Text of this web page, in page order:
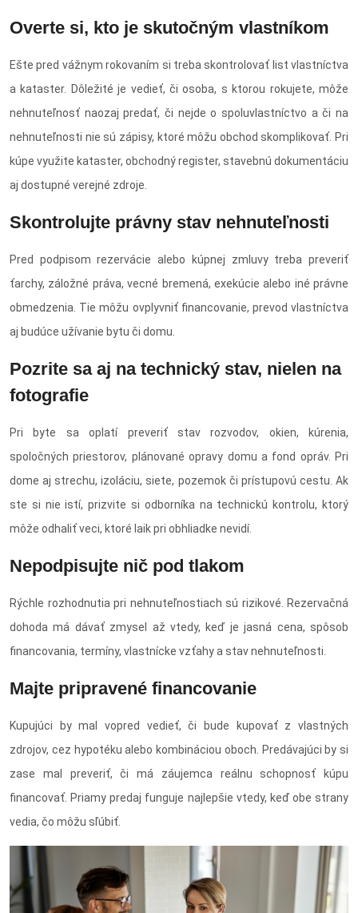
Overte si, kto je skutočným vlastníkom
Ešte pred vážnym rokovaním si treba skontrolovať list vlastníctva
a kataster. Dôležité je vedieť, či osoba, s ktorou rokujete, môže
nehnuteľnosť naozaj predať, či nejde o spoluvlastníctvo a či na
nehnuteľnosti nie sú zápisy, ktoré môžu obchod skomplikovať. Pri
kúpe využite kataster, obchodný register, stavebnú dokumentáciu
aj dostupné verejné zdroje.
Skontrolujte právny stav nehnuteľnosti
Pred podpisom rezervácie alebo kúpnej zmluvy treba preveriť
ťarchy, záložné práva, vecné bremená, exekúcie alebo iné právne
obmedzenia. Tie môžu ovplyvniť financovanie, prevod vlastníctva
aj budúce užívanie bytu či domu.
Pozrite sa aj na technický stav, nielen na
fotografie
Pri byte sa oplatí preveriť stav rozvodov, okien, kúrenia,
spoločných priestorov, plánované opravy domu a fond opráv. Pri
dome aj strechu, izoláciu, siete, pozemok či prístupovú cestu. Ak
ste si nie istí, prizvite si odborníka na technickú kontrolu, ktorý
môže odhaliť veci, ktoré laik pri obhliadke nevidí.
Nepodpisujte nič pod tlakom
Rýchle rozhodnutia pri nehnuteľnostiach sú rizikové. Rezervačná
dohoda má dávať zmysel až vtedy, keď je jasná cena, spôsob
financovania, termíny, vlastnícke vzťahy a stav nehnuteľnosti.
Majte pripravené financovanie
Kupujúci by mal vopred vedieť, či bude kupovať z vlastných
zdrojov, cez hypotéku alebo kombináciou oboch. Predávajúci by si
zase mal preveriť, či má záujemca reálnu schopnosť kúpu
financovať. Priamy predaj funguje najlepšie vtedy, keď obe strany
vedia, čo môžu sľúbiť.